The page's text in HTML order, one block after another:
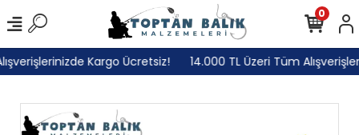
Kargo Ücretsiz! 14.000 TL Üzeri Tüm
0